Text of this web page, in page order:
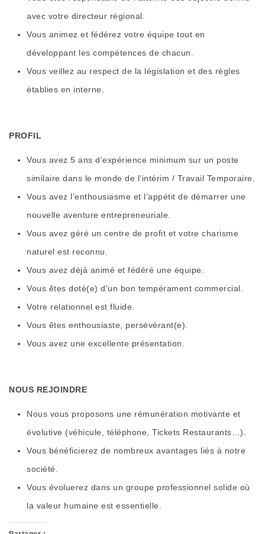
avec votre directeur régional.
Vous animez et fédérez votre équipe tout en
développant les compétences de chacun.
Vous veillez au respect de la législation et des règles
établies en interne.
PROFIL
Vous avez 5 ans d’expérience minimum sur un poste
similaire dans le monde de l’intérim / Travail Temporaire.
Vous avez l’enthousiasme et l’appétit de démarrer une
nouvelle aventure entrepreneuriale.
Vous avez géré un centre de profit et votre charisme
naturel est reconnu.
Vous avez déjà animé et fédéré une équipe.
Vous êtes doté(e) d’un bon tempérament commercial.
Votre relationnel est fluide.
Vous êtes enthousiaste, persévérant(e).
Vous avez une excellente présentation.
NOUS REJOINDRE
Nous vous proposons une rémunération motivante et
évolutive (véhicule, téléphone, Tickets Restaurants…).
Vous bénéficierez de nombreux avantages liés à notre
société.
Vous évoluerez dans un groupe professionnel solide où
la valeur humaine est essentielle.